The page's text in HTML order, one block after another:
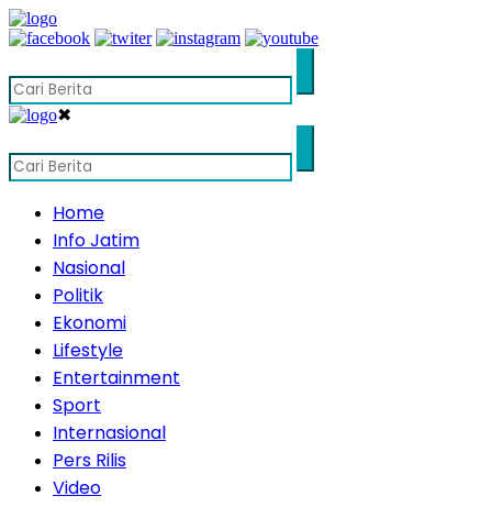
✖
Home
Info Jatim
Nasional
Politik
Ekonomi
Lifestyle
Entertainment
Sport
Internasional
Pers Rilis
Video